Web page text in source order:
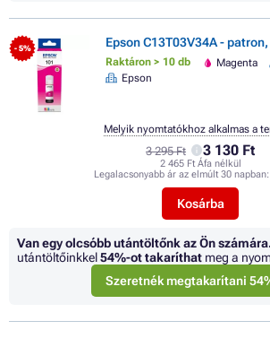
- 5% Epson C13T03V34A -
Raktáron > 10 db Magenta
Epson
3 295 Ft 3 130 Ft
2 465 Ft Áfa nélkül
Legalacsonyabb ár az elmúlt 30 napban:
Kosárba
Melyik nyomtatókhoz alkalmas a
Van egy olcsóbb utántöltőnk az Ön
utántöltőinkkel54%-ot takaríthat meg a
Szeretnék megtakarítani